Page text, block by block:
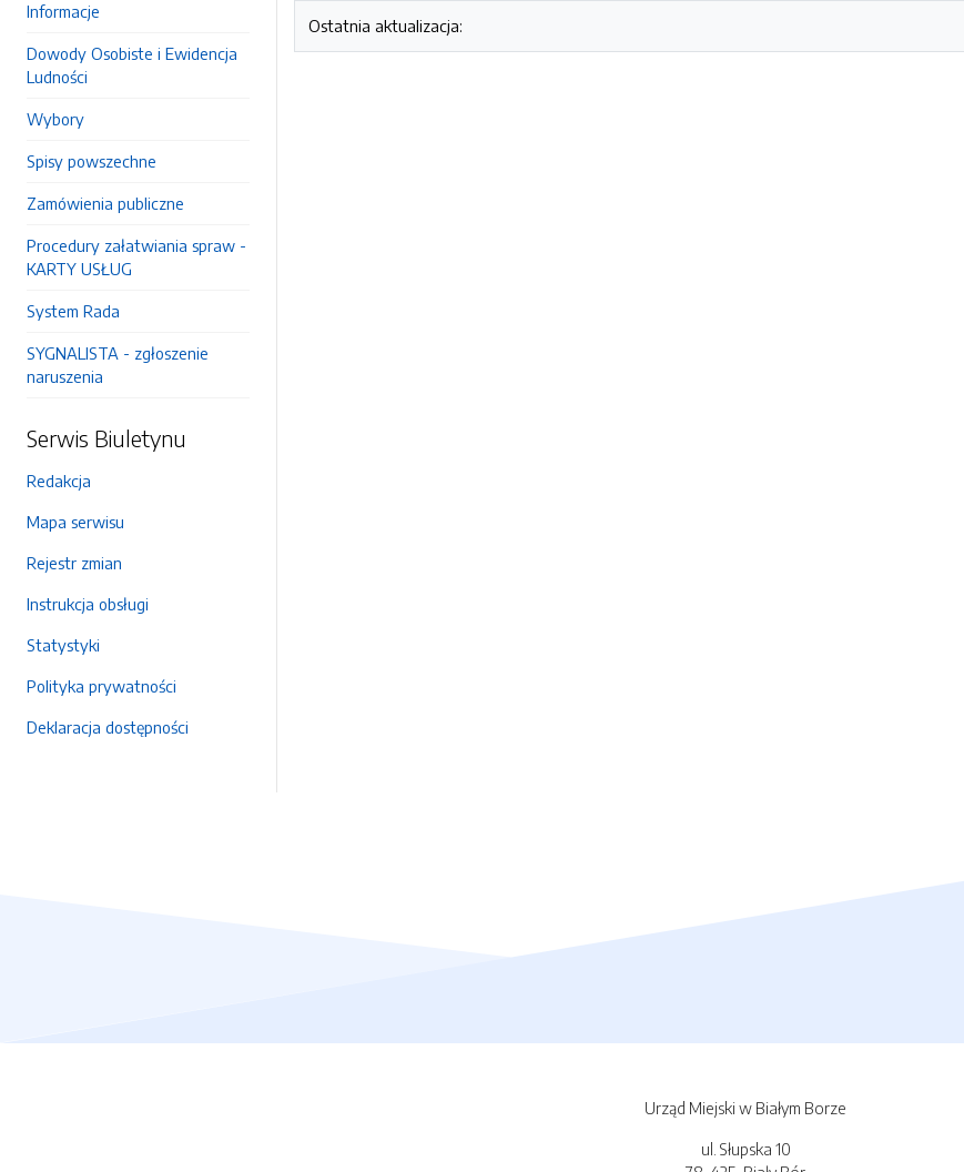
Informacje
Dowody Osobiste i Ewidencja
Ludności
Wybory
Spisy powszechne
Zamówienia publiczne
Procedury załatwiania spraw -
KARTY USŁUG
System Rada
SYGNALISTA - zgłoszenie
naruszenia
Serwis Biuletynu
Redakcja
Mapa serwisu
Rejestr zmian
Instrukcja obsługi
Statystyki
Polityka prywatności
Deklaracja dostępności
Ostatnia aktualizacja:
Urząd Miejski w Białym Borze
ul. Słupska 10